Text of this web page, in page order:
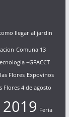
llegar al jardin
Comuna 13
–GFACCT
Flores Expovinos
Flores 4 de agosto
Feria